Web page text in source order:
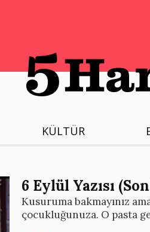
KÜLTÜR
6 Eylül Yazısı
Kusuruma bakmayınız
çocukluğunuza. O pasta